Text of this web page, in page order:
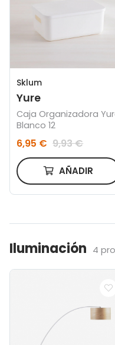
Sklum
Yure
Caja Organizadora
Blanco 12
6,95 € 9,93 €
AÑADIR
Iluminación 4